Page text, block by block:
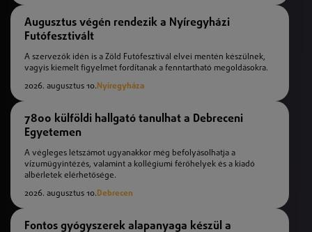
Augusztus végén rendezik a Nyíregyházi
Futófesztivált
A szervezők idén is a Zöld Futófesztivál elvei mentén készülnek,
vagyis kiemelt figyelmet fordítanak a fenntartható megoldásokra.
2026. augusztus 10. Nyíregyháza
7800 külföldi hallgató tanulhat a Debreceni
Egyetemen
A végleges létszámot ugyanakkor még befolyásolhatja a
vízumügyintézés, valamint a kollégiumi férőhelyek és a kiadó
albérletek elérhetősége.
2026. augusztus 10.Debrecen
Fontos gyógyszerek alapanyaga készül a